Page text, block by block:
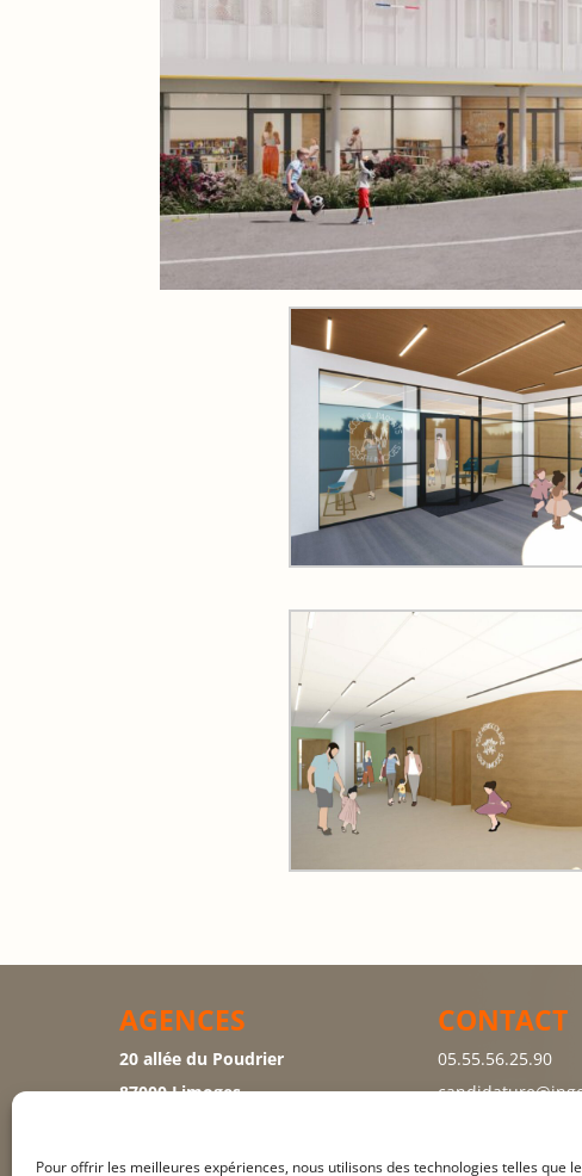
Pour offrir les meilleures expériences, nous utilisons des technologies telles que
AGENCES
20 allée du Poudrier
87000 Limoges
19270 Ussac
CONTACT
05.55.56.25.90